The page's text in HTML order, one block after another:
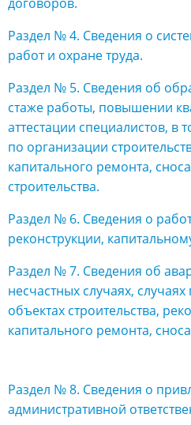
Раздел № 4. Сведения о
работ и охране труда.
Раздел № 5. Сведения об
стаже работы, повышении
аттестации специалистов, в
по организации
капитального ремонта,
строительства.
Раздел № 6. Сведения о
реконструкции,
Раздел № 7. Сведения об
несчастных случаях,
объектах строительства,
капитального ремонта,
Раздел № 8. Сведения о
административной